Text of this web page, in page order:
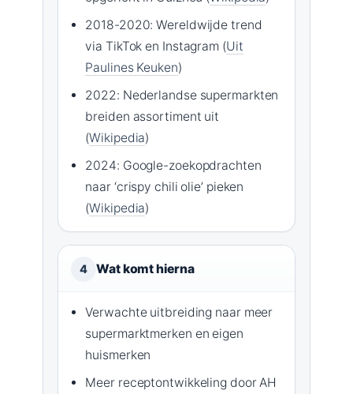
2018-2020: Wereldwijde trend
via TikTok en Instagram (Uit
Paulines Keuken)
2022: Nederlandse supermarkten
breiden assortiment uit
(Wikipedia)
2024: Google-zoekopdrachten
naar ‘crispy chili olie’ pieken
(Wikipedia)
4 Wat komt hierna
Verwachte uitbreiding naar meer
supermarktmerken en eigen
huismerken
Meer receptontwikkeling door AH